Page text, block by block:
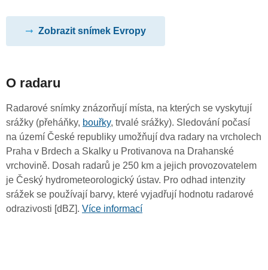
Zobrazit snímek Evropy
O radaru
Radarové snímky znázorňují místa, na kterých se vyskytují
srážky (přeháňky, bouřky, trvalé srážky). Sledování počasí
na území České republiky umožňují dva radary na vrcholech
Praha v Brdech a Skalky u Protivanova na Drahanské
vrchovině. Dosah radarů je 250 km a jejich provozovatelem
je Český hydrometeorologický ústav. Pro odhad intenzity
srážek se používají barvy, které vyjadřují hodnotu radarové
odrazivosti [dBZ]. Více informací